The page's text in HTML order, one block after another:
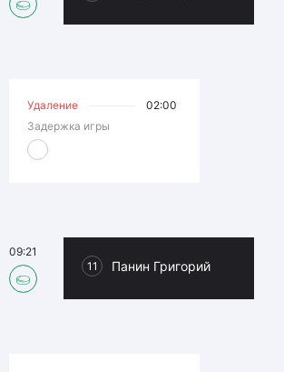
Удаление
02:00
Задержка игры
11 Панин Григорий
09:21